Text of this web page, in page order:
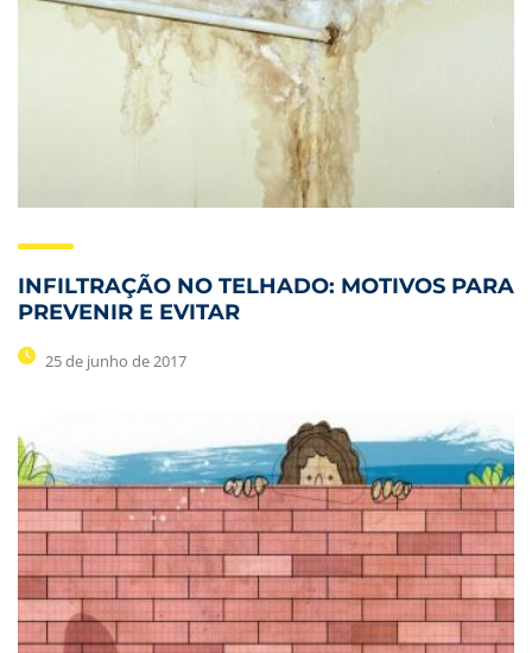
INFILTRAÇÃO NO TELHADO: MOTIVOS PARA
PREVENIR E EVITAR
25 de junho de 2017